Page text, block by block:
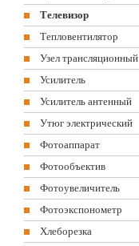
Телевизор
Тепловентилятор
Узел трансляционный
Усилитель
Усилитель антенный
Утюг электрический
Фотоаппарат
Фотообъектив
Фотоувеличитель
Фотоэкспонометр
Хлеборезка